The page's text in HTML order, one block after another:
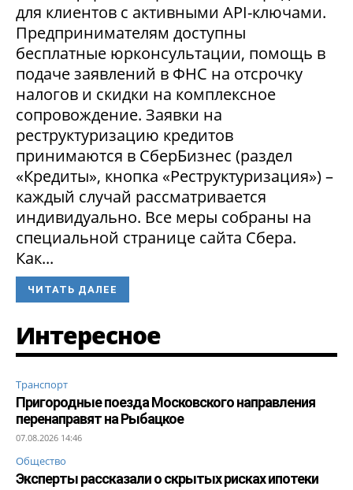
для клиентов с активными API-ключами.
Предпринимателям доступны
бесплатные юрконсультации, помощь в
подаче заявлений в ФНС на отсрочку
налогов и скидки на комплексное
сопровождение. Заявки на
реструктуризацию кредитов
принимаются в СберБизнес (раздел
«Кредиты», кнопка «Реструктуризация») –
каждый случай рассматривается
индивидуально. Все меры собраны на
специальной странице сайта Сбера.
Как...
ЧИТАТЬ ДАЛЕЕ
Интересное
Транспорт
Пригородные поезда Московского направления
перенаправят на Рыбацкое
07.08.2026 14:46
Общество
Эксперты рассказали о скрытых рисках ипотеки